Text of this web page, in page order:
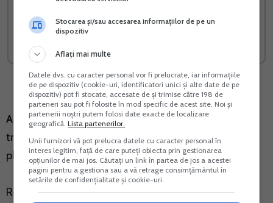
Vreau acest produs →
sociale
Atentie!Inregistrarea in scopuri de TVA pentru
tranzactii intracomunitare nu transforma PFA in
platitor de TVA.
Registrul operatorilor intracomunitari (ROI) cuprinde
Stocarea și/sau accesarea informațiilor de pe un
dispozitiv
Aflați mai multe
Datele dvs. cu caracter personal vor fi prelucrate, iar informațiile
de pe dispozitiv (cookie-uri, identificatori unici și alte date de pe
dispozitiv) pot fi stocate, accesate de și trimise către 198 de
parteneri sau pot fi folosite în mod specific de acest site. Noi și
partenerii noștri putem folosi date exacte de localizare
geografică.Lista partenerilor.
Unii furnizori vă pot prelucra datele cu caracter personal în
interes legitim, față de care puteți obiecta prin gestionarea
opțiunilor de mai jos. Căutați un link în partea de jos a acestei
pagini pentru a gestiona sau a vă retrage consimțământul în
setările de confidențialitate și cookie-uri.